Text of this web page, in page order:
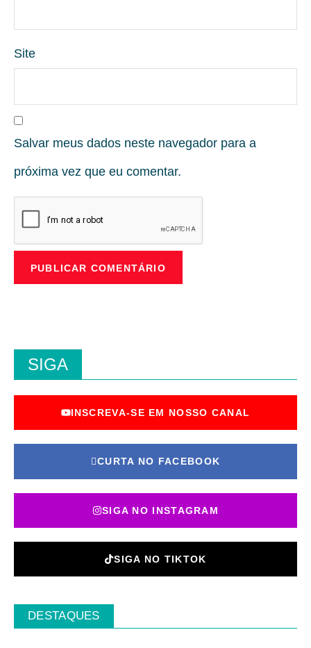
Site
Salvar meus dados neste navegador para a
próxima vez que eu comentar.
SIGA
INSCREVA-SE EM NOSSO CANAL
CURTA NO FACEBOOK
SIGA NO INSTAGRAM
SIGA NO TIKTOK
DESTAQUES